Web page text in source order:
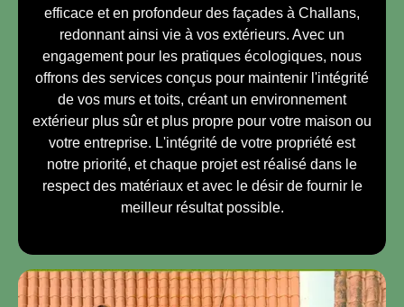
efficace et en profondeur des façades à Challans,
redonnant ainsi vie à vos extérieurs. Avec un
engagement pour les pratiques écologiques, nous
offrons des services conçus pour maintenir l'intégrité
de vos murs et toits, créant un environnement
extérieur plus sûr et plus propre pour votre maison ou
votre entreprise. L'intégrité de votre propriété est
notre priorité, et chaque projet est réalisé dans le
respect des matériaux et avec le désir de fournir le
meilleur résultat possible.